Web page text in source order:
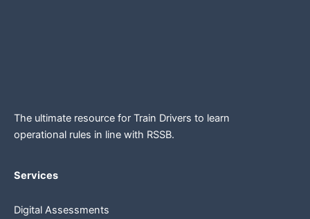
The ultimate resource for Train Drivers to learn
operational rules in line with RSSB.
Services
Digital Assessments